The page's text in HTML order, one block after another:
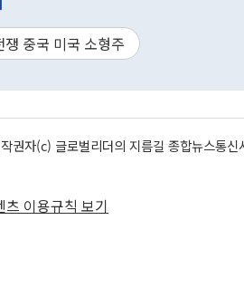
중국 미국 소형주
권자(c) 글로벌리더의 지름길 종합뉴스통
츠 이용규칙 보기